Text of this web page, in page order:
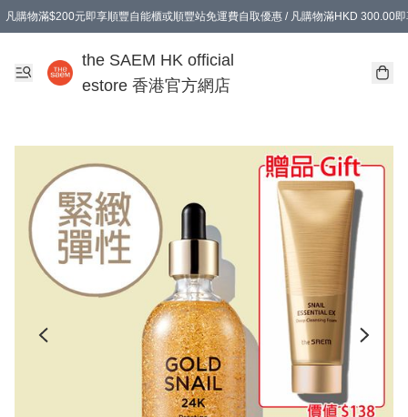
凡購物滿$200元即享順豐自能櫃或順豐站免運費自取優惠 / 凡購物滿HKD 300.00
the SAEM HK official
estore 香港官方網店